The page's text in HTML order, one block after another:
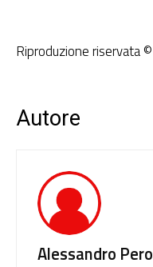
Riproduzione riservata ©
Autore
Alessandro